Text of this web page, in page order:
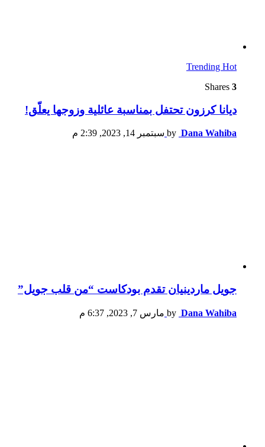
Trending Hot
3
ديانا كرزون تحتفل بمناسبة عائلية وزوجها يعلّق!
by Dana Wahiba سبتمبر 14, 2023, 2:39 م
جويل ماردينيان تقدم بودكاست “من قلب جويل”
by Dana Wahiba مارس 7, 2023, 6:37 م